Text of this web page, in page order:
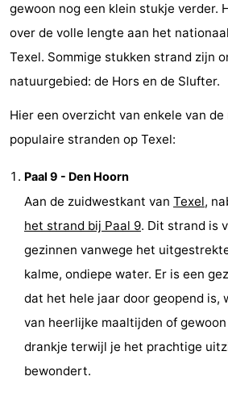
Musea
-
Monumenten
-
Kerken
Rondvaarten
Boerderijen
Minigolfbanen
Natuur
gewoon nog een klein stukje verder.
over de volle lengte aan het
Texel. Sommige stukken strand zijn
natuurgebied: de Hors en de Slufter.
Hier een overzicht van enkele van
populaire stranden op Texel:
Paal 9 - Den Hoorn
Aan de zuidwestkant van Texel,
het strand bij Paal 9. Dit strand is
gezinnen vanwege het
kalme, ondiepe water. Er is een
dat het hele jaar door geopend is,
van heerlijke maaltijden of
drankje terwijl je het prachtige
bewondert.